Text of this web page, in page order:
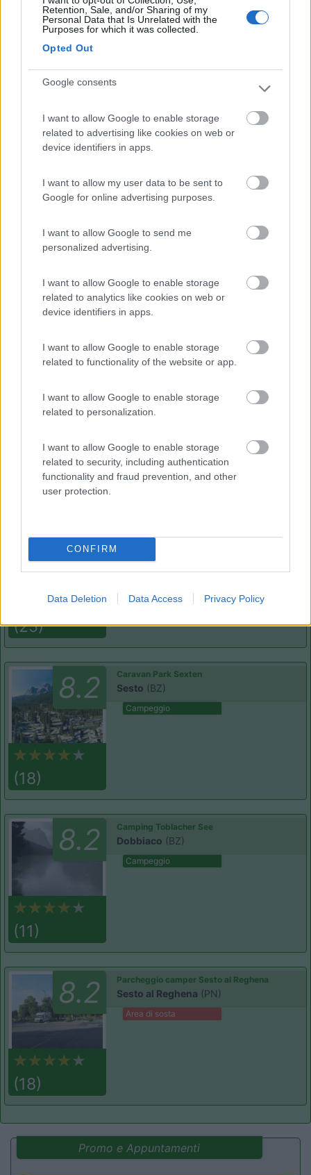
Retention, Sale, and/or Sharing of my
Personal Data that Is Unrelated with the
Purposes for which it was collected.
Opted Out
Google consents
I want to allow Google to enable storage
related to advertising like cookies on web or
device identifiers in apps.
I want to allow my user data to be sent to
Google for online advertising purposes.
I want to allow Google to send me
personalized advertising.
I want to allow Google to enable storage
related to analytics like cookies on web or
device identifiers in apps.
I want to allow Google to enable storage
related to functionality of the website or app.
I want to allow Google to enable storage
related to personalization.
I want to allow Google to enable storage
related to security, including authentication
functionality and fraud prevention, and other
user protection.
CONFIRM
Data Deletion Data Access Privacy Policy
Accessibilità Accoglienza Prezzo
Barbara1972
Secondo me è chiusa: la sbarra è inagibile e non
siamo riusciti ad entrare.
(20)
Area Sosta Camper Ampezzo
Area di sosta
8.9
(25)
Cimolais(PN)
8.2
(18)
Caravan Park Sexten
Sesto (BZ)
Campeggio
8.2
(11)
Camping Toblacher See
Dobbiaco (BZ)
Campeggio
8.2
(18)
Parcheggio camper Sesto al Reghena
Sesto al Reghena (PN)
Area di sosta
Promo e Appuntamenti